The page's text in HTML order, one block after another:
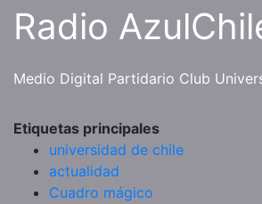
SaltarRadio
Medio Digital Partidario Club
Etiquetas principales
universidad de chile
actualidad
Cuadro mágico